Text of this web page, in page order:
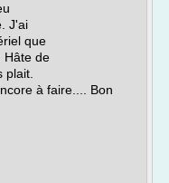
J'ai
que
Hâte de
plait.
à faire.... Bon